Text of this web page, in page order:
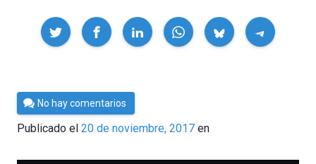
Compartir
Por
César
Tomé
No hay comentarios
Publicado el 20 de noviembre, 2017 en